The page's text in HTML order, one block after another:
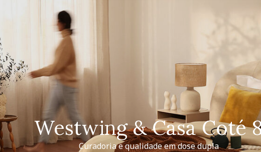
Westwing & Casa Coté
Curadoria e qualidade em dose dupla